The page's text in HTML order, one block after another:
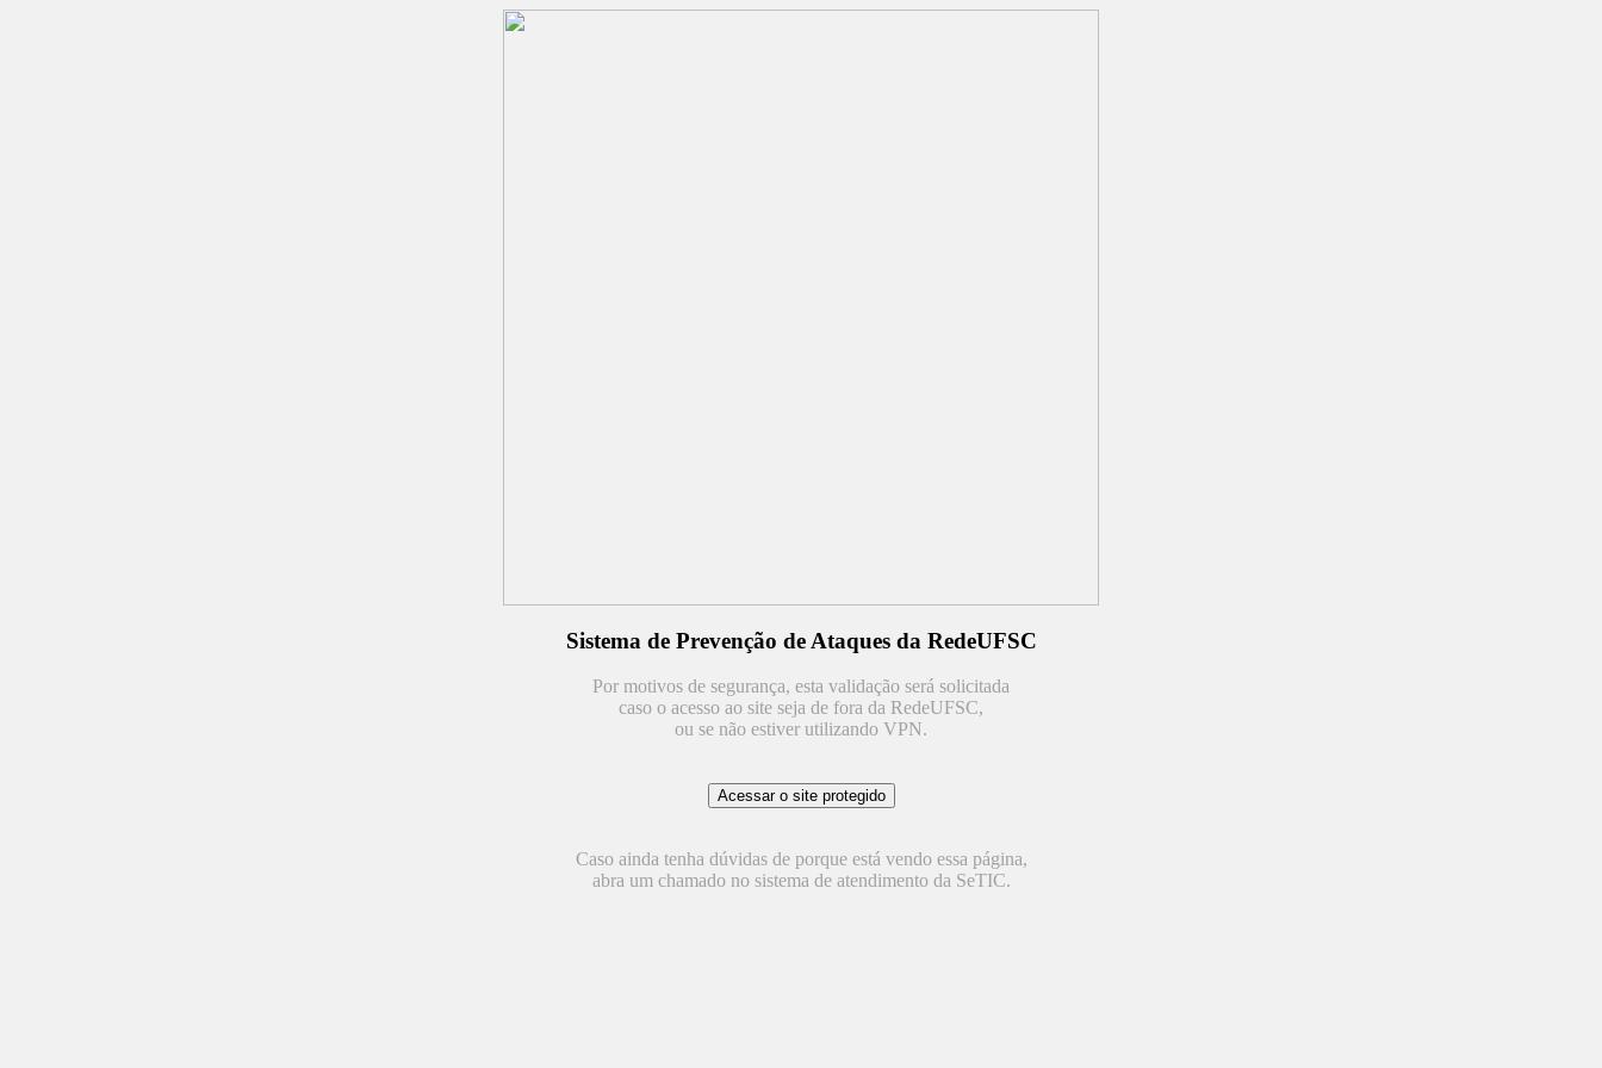
Sistema de Prevenção de Ataques da RedeUFSC
Por motivos de segurança, esta validação será solicitada
caso o acesso ao site seja de fora da RedeUFSC,
ou se não estiver utilizando VPN.
Caso ainda tenha dúvidas de porque está vendo essa página,
abra um chamado no sistema de atendimento da SeTIC.